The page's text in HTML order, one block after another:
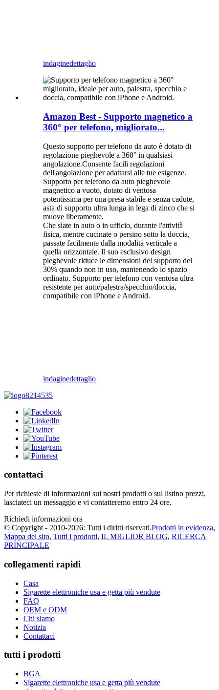
indaginedettaglio
Amazon Best - Supporto magnetico a
360° per telefono, migliorato...
Questo supporto per telefono da auto è dotato di
regolazione pieghevole a 360° in qualsiasi
angolazione.Consente facili regolazioni
dell'angolazione per adattarsi alle tue esigenze.
Supporto per telefono da auto pieghevole
magnetico a vuoto, dotato di ventosa
potentissima per una presa stabile e senza cadute,
asta di supporto ultra lunga in lega di zinco che si
muove liberamente.
Che siate in auto o in ufficio, durante l'attività
fisica, mentre cucinate o persino sotto la doccia,
passate facilmente dalla modalità verticale a
quella orizzontale. Il suo esclusivo design
pieghevole riduce le dimensioni del supporto del
30% quando non in uso, mantenendo lo spazio
ordinato. Supporto per telefono con ventosa ultra
resistente per auto/palestra/specchio/doccia,
compatibile con iPhone e Android.
indaginedettaglio
contattaci
Per richieste di informazioni sui nostri prodotti o sul listino prezzi,
lasciateci un messaggio e vi contatteremo entro 24 ore.
Richiedi informazioni ora
© Copyright - 2010-2026: Tutti i diritti riservati.Prodotti in evidenza,
Mappa del sito, Tutti i prodotti, IL MIGLIOR BLOG, RICERCA
PRINCIPALE
collegamenti rapidi
Casa
Sigarette elettroniche usa e getta più vendute
FAQ
OEM e ODM
Chi siamo
Notizia
Contattaci
tutti i prodotti
BGA
Sigarette elettroniche usa e getta più vendute